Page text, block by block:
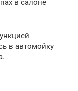
в салоне
в автомойку